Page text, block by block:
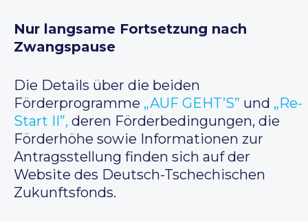
Nur langsame Fortsetzung nach
Zwangspause
Die Details über die beiden
Förderprogramme „AUF GEHT’S” und „Re-
Start II”, deren Förderbedingungen, die
Förderhöhe sowie Informationen zur
Antragsstellung finden sich auf der
Website des Deutsch-Tschechischen
Zukunftsfonds.